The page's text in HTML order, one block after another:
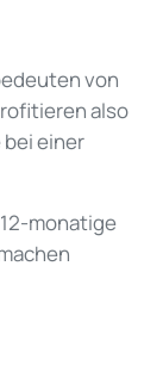
von
also
bei einer
monatige